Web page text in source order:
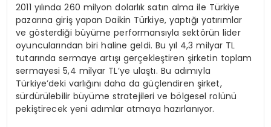
2011 yılında 260 milyon dolarlık satın alma ile Türkiye
pazarına giriş yapan Daikin Türkiye, yaptığı yatırımlar
ve gösterdiği büyüme performansıyla sektörün lider
oyuncularından biri haline geldi. Bu yıl 4,3 milyar TL
tutarında sermaye artışı gerçekleştiren şirketin toplam
sermayesi 5,4 milyar TL’ye ulaştı. Bu adımıyla
Türkiye’deki varlığını daha da güçlendiren şirket,
sürdürülebilir büyüme stratejileri ve bölgesel rolünü
pekiştirecek yeni adımlar atmaya hazırlanıyor.